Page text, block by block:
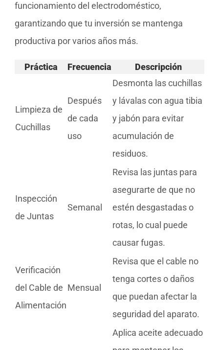
funcionamiento del electrodoméstico,
garantizando que tu inversión se mantenga
productiva por varios años más.
Práctica Frecuencia Descripción
Limpieza de
Cuchillas
Después
de cada
uso
Desmonta las cuchillas
y lávalas con agua tibia
y jabón para evitar
acumulación de
residuos.
Inspección
de Juntas
Semanal
Revisa las juntas para
asegurarte de que no
estén desgastadas o
rotas, lo cual puede
causar fugas.
Verificación
del Cable de
Alimentación
Mensual
Revisa que el cable no
tenga cortes o daños
que puedan afectar la
seguridad del aparato.
Aplica aceite adecuado